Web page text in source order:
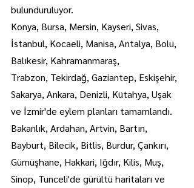
bulunduruluyor.
Konya, Bursa, Mersin, Kayseri, Sivas,
İstanbul, Kocaeli, Manisa, Antalya, Bolu,
Balıkesir, Kahramanmaraş,
Trabzon, Tekirdağ, Gaziantep, Eskişehir,
Sakarya, Ankara, Denizli, Kütahya, Uşak
ve İzmir'de eylem planları tamamlandı.
Bakanlık, Ardahan, Artvin, Bartın,
Bayburt, Bilecik, Bitlis, Burdur, Çankırı,
Gümüşhane, Hakkari, Iğdır, Kilis, Muş,
Sinop, Tunceli'de gürültü haritaları ve